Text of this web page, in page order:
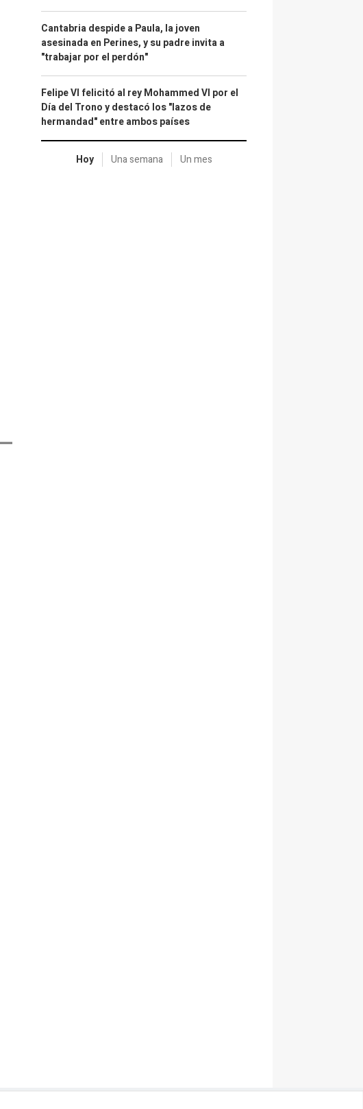
Cantabria despide a Paula, la joven
asesinada en Perines, y su padre invita a
"trabajar por el perdón"
Felipe VI felicitó al rey Mohammed VI por el
Día del Trono y destacó los "lazos de
hermandad" entre ambos países
Hoy Una semana Un mes